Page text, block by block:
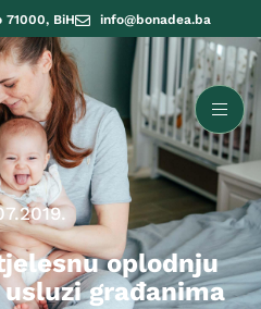
71000, BiH info@bonadea.ba
oplodnju
usluzi građanima